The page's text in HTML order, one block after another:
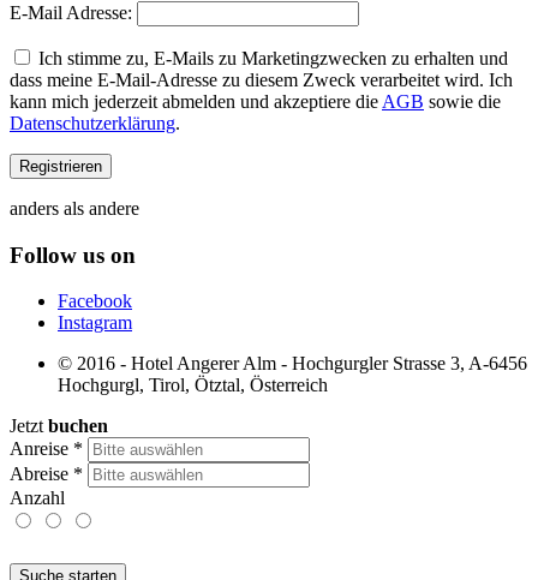
E-Mail Adresse:
Ich stimme zu, E-Mails zu Marketingzwecken zu erhalten und
dass meine E-Mail-Adresse zu diesem Zweck verarbeitet wird. Ich
kann mich jederzeit abmelden und akzeptiere die AGB sowie die
Datenschutzerklärung.
anders als andere
Follow us on
Facebook
Instagram
© 2016 - Hotel Angerer Alm - Hochgurgler Strasse 3, A-6456
Hochgurgl, Tirol, Ötztal, Österreich
Jetzt buchen
Anreise *
Abreise *
Anzahl
Suche starten